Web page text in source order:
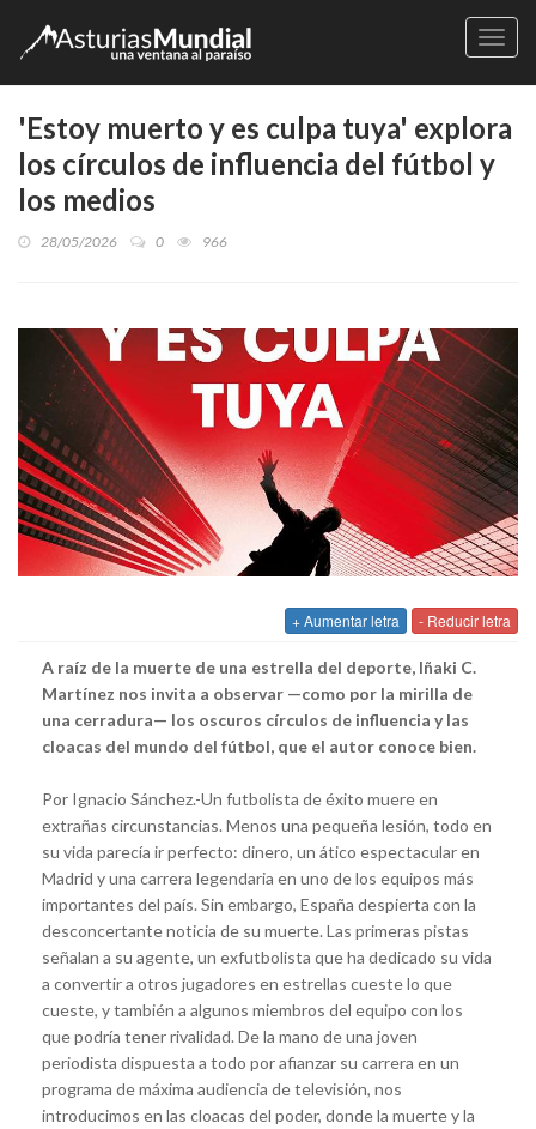
'Estoy muerto y es culpa tuya' explora
los círculos de influencia del fútbol y
los medios
28/05/2026 0 966
+ Aumentar letra - Reducir letra
A raíz de la muerte de una estrella del deporte, Iñaki C.
Martínez nos invita a observar —como por la mirilla de
una cerradura— los oscuros círculos de influencia y las
cloacas del mundo del fútbol, que el autor conoce bien.
Por Ignacio Sánchez.-Un futbolista de éxito muere en
extrañas circunstancias. Menos una pe­queña lesión, todo en
su vida parecía ir perfecto: dinero, un ático especta­cular en
Madrid y una carrera legendaria en uno de los equipos más
im­portantes del país. Sin embargo, España despierta con la
desconcertante noticia de su muerte. Las primeras pistas
señalan a su agente, un exfut­bolista que ha dedicado su vida
a convertir a otros jugadores en estrellas cueste lo que
cueste, y también a algunos miembros del equipo con los
que podría tener rivalidad. De la mano de una joven
periodista dispuesta a todo por afianzar su carrera en un
programa de máxima audiencia de televisión, nos
introducimos en las cloacas del poder, donde la muerte y la